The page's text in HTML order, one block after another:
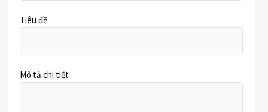
Tiêu đề
Mô tả chi tiết